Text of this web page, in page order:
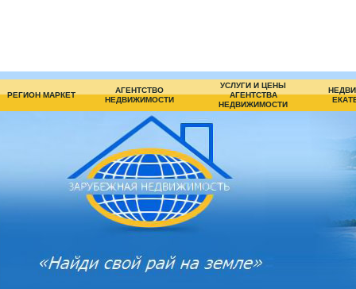
РЕГИОН МАРКЕТ
АГЕНТСТВО
НЕДВИЖИМОСТИ
УСЛУГИ И ЦЕНЫ
АГЕНТСТВА
НЕДВИЖИМОСТИ